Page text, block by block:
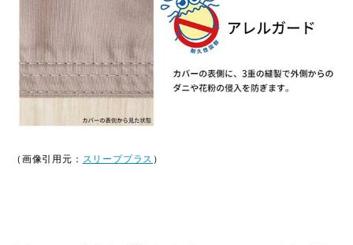
（画像引用元： スリーププラス ）